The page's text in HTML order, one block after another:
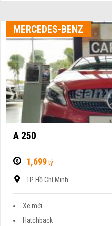
MERCEDES-BENZ
A 250
1,699tỷ
TP Hồ Chí Minh
Xe mới
Hatchback